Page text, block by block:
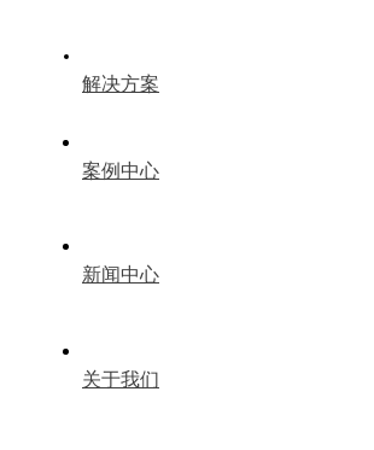
解决方案
案例中心
新闻中心
关于我们